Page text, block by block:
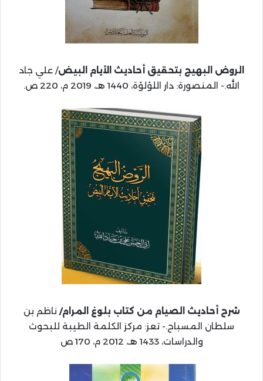
الروض البهيج بتحقيق أحاديث الأيام البيض/ علي جاد
الله.- المنصورة: دار اللؤلؤة، 1440 هـ، 2019 م، 220 ص.
شرح أحاديث الصيام من كتاب بلوغ المرام/ ناظم بن
سلطان المسباح.- تعز: مركز الكلمة الطيبة للبحوث
والدراسات، 1433 هـ، 2012 م، 170 ص